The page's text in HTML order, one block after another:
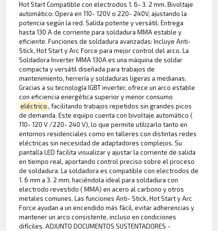
Hot Start Compatible con electrodos 1. 6- 3. 2 mm. Bivoltaje
automático: Opera en 110- 120V o 220- 240V, ajustando la
potencia según la red. Salida potente y versátil: Entrega
hasta 130 A de corriente para soldadura MMA estable y
eficiente. Funciones de soldadura avanzadas: Incluye Anti-
Stick, Hot Start y Arc Force para mejor control del arco. La
Soldadora Inverter MMA 130A es una máquina de soldar
compacta y versátil diseñada para trabajos de
mantenimiento, herrería y soldaduras ligeras a medianas.
Gracias a su tecnología IGBT inverter, ofrece un arco estable
con eficiencia energética superior y menor consumo
eléctrico, facilitando trabajos repetidos sin grandes picos
de demanda. Este equipo cuenta con bivoltaje automático (
110- 120 V /220- 240 V), lo que permite utilizarlo tanto en
entornos residenciales como en talleres con distintas redes
eléctricas sin necesidad de adaptadores complejos. Su
pantalla LED facilita visualizar y ajustar la corriente de salida
en tiempo real, aportando control preciso sobre el proceso
de soldadura. La soldadora es compatible con electrodos de
1. 6 mm a 3. 2 mm, haciéndola ideal para soldadura con
electrodo revestido ( MMA) en acero al carbono y otros
metales comunes. Las funciones Anti- Stick, Hot Start y Arc
Force ayudan a un encendido más fácil, evitar adherencias y
mantener un arco consistente, incluso en condiciones
difíciles. ADJUNTO DOCUMENTOS SUSTENTADORES -